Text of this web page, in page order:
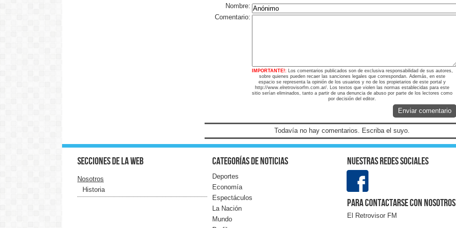
Nombre:
Comentario:
IMPORTANTE!:
Los comentarios publicados son de exclusiva responsabilidad de sus autores,
sobre quienes pueden recaer las sanciones legales que correspondan. Además, en este
espacio se representa la opinión de los usuarios y no de los propietarios de este portal y
http://www.elretrovisorfm.com.ar/. Los textos que violen las normas establecidas para este
sitio serían eliminados, tanto a partir de una denuncia de abuso por parte de los lectores como
por decisión del editor.
Enviar comentario
Todavía no hay comentarios. Escriba el suyo.
Secciones de la web
Nosotros
Historia
Categorías de noticias
Deportes
Economía
Espectáculos
La Nación
Mundo
Nuestras redes sociales
Para contactarse con nosotros
El Retrovisor FM